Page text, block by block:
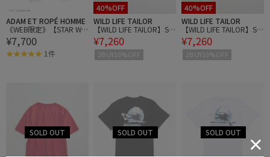
ADAM ET ROPÉ HOMME
《WEB限定》【STAR WA
RS × 10 CULTURE】ORI
GINAL HAN SOLO T-SHIR
T / UNISEX
¥7,700
1件
40%OFF
WILD LIFE TAILOR
【WILD LIFE TAILOR】SU
VIN COTTON バスクシャ
ツ ハーフ スリーブ
¥7,260
2BUY10%OFF
40%OFF
WILD LIFE TAILOR
【WILD LIFE TAILOR】SU
VIN COTTON バスクシャ
ツ ハーフ スリーブ
¥7,260
2BUY10%OFF